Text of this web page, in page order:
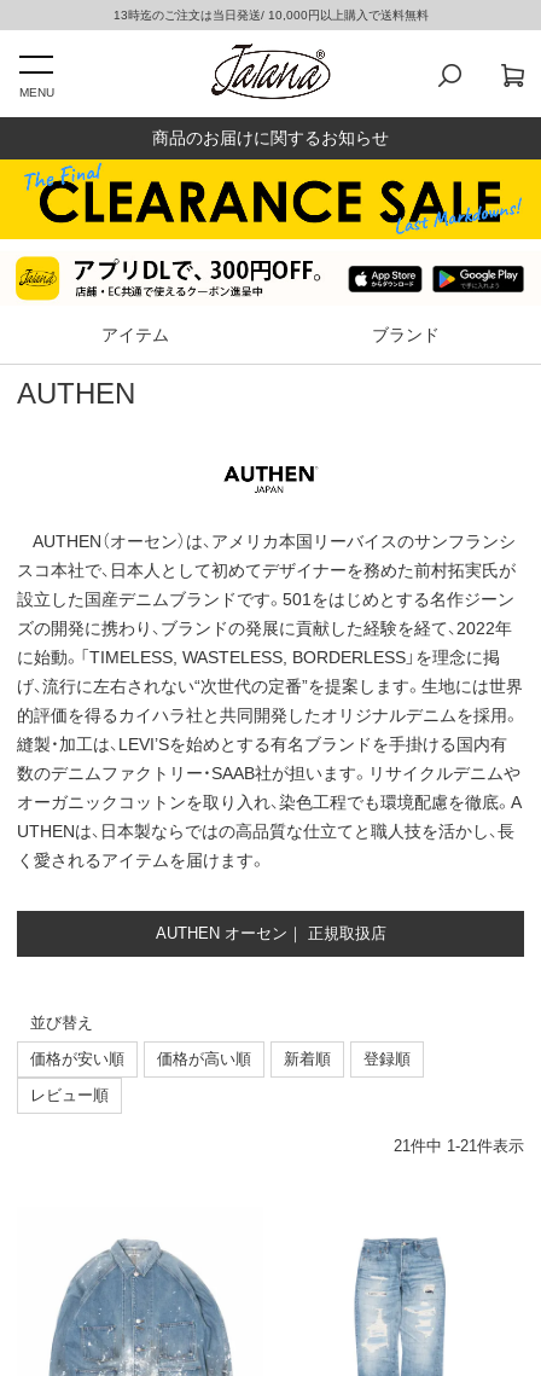
13時迄のご注文は当日発送/ 10,000円以上購入で送料無料
MENU
商品のお届けに関するお知らせ
アイテム ブランド
AUTHEN
AUTHEN（オーセン）は、アメリカ本国リーバイスのサンフランシ
スコ本社で、日本人として初めてデザイナーを務めた前村拓実氏が
設立した国産デニムブランドです。501をはじめとする名作ジーン
ズの開発に携わり、ブランドの発展に貢献した経験を経て、2022年
に始動。「TIMELESS, WASTELESS, BORDERLESS」を理念に掲
げ、流行に左右されない“次世代の定番”を提案します。生地には世界
的評価を得るカイハラ社と共同開発したオリジナルデニムを採用。
縫製・加工は、LEVI’Sを始めとする有名ブランドを手掛ける国内有
数のデニムファクトリー・SAAB社が担います。リサイクルデニムや
オーガニックコットンを取り入れ、染色工程でも環境配慮を徹底。A
UTHENは、日本製ならではの高品質な仕立てと職人技を活かし、長
く愛されるアイテムを届けます。
AUTHEN オーセン｜ 正規取扱店
並び替え
価格が安い順
価格が高い順 新着順
登録順
レビュー順
21件中 1-21件表示